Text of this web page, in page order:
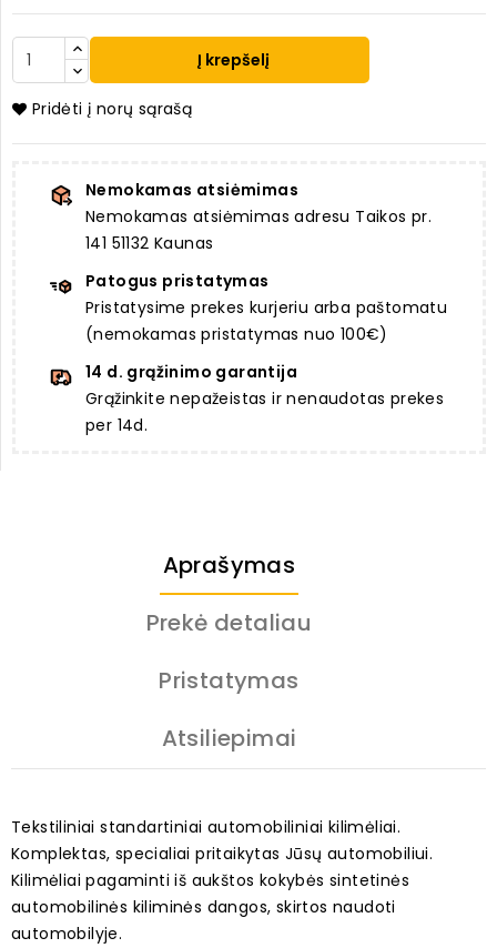
Į krepšelį
Pridėti į norų sąrašą
Nemokamas atsiėmimas
Nemokamas atsiėmimas adresu Taikos pr.
141 51132 Kaunas
Patogus pristatymas
Pristatysime prekes kurjeriu arba paštomatu
(nemokamas pristatymas nuo 100€)
14 d. grąžinimo garantija
Grąžinkite nepažeistas ir nenaudotas prekes
per 14d.
Aprašymas
Prekė detaliau
Pristatymas
Atsiliepimai
Tekstiliniai standartiniai automobiliniai kilimėliai.
Komplektas, specialiai pritaikytas Jūsų automobiliui.
Kilimėliai pagaminti iš aukštos kokybės sintetinės
automobilinės kiliminės dangos, skirtos naudoti
automobilyje.